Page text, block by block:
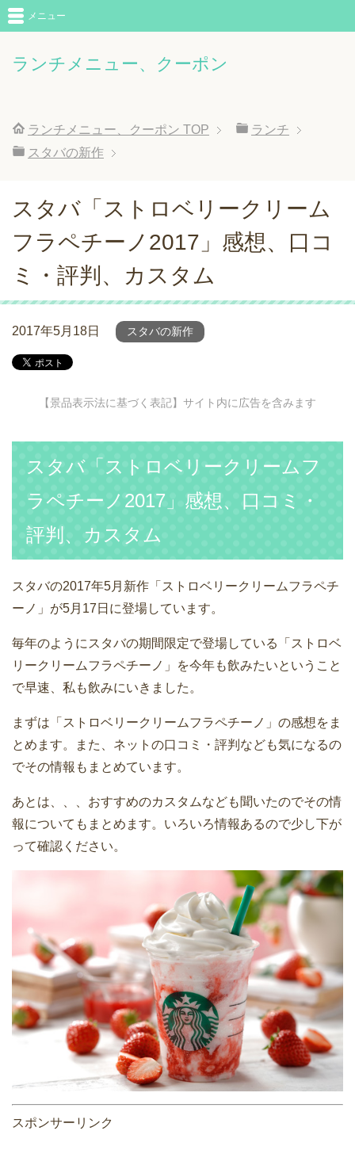
ランチメニュー、クーポン
メニュー
ランチメニュー、クーポン TOP
ランチ
スタバの新作
スタバ「ストロベリークリーム
フラペチーノ2017」感想、口コ
ミ・評判、カスタム
2017年5月18日 スタバの新作
【景品表示法に基づく表記】サイト内に広告を含みます
スタバ「ストロベリークリームフ
ラペチーノ2017」感想、口コミ・
評判、カスタム
スタバの2017年5月新作「ストロベリークリームフラペチ
ーノ」が5月17日に登場しています。
毎年のようにスタバの期間限定で登場している「ストロベ
リークリームフラペチーノ」を今年も飲みたいということ
で早速、私も飲みにいきました。
まずは「ストロベリークリームフラペチーノ」の感想をま
とめます。また、ネットの口コミ・評判なども気になるの
でその情報もまとめています。
あとは、、、おすすめのカスタムなども聞いたのでその情
報についてもまとめます。いろいろ情報あるので少し下が
って確認ください。
スポンサーリンク